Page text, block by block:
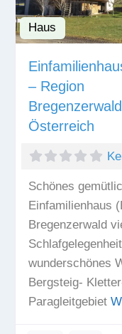
Haus
– Region
Österreich
Schönes
Einfamilienhaus
Bregenzerwald
wunderschönes
Bergsteig-
Paragleitgebiet